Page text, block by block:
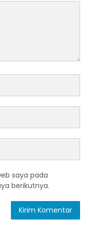
saya pada
berikutnya.